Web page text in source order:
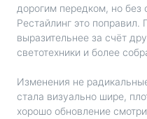
дорогим передком, но без
Рестайлинг это поправил.
выразительнее за счёт
светотехники и более
Изменения не
стала визуально шире,
хорошо обновление